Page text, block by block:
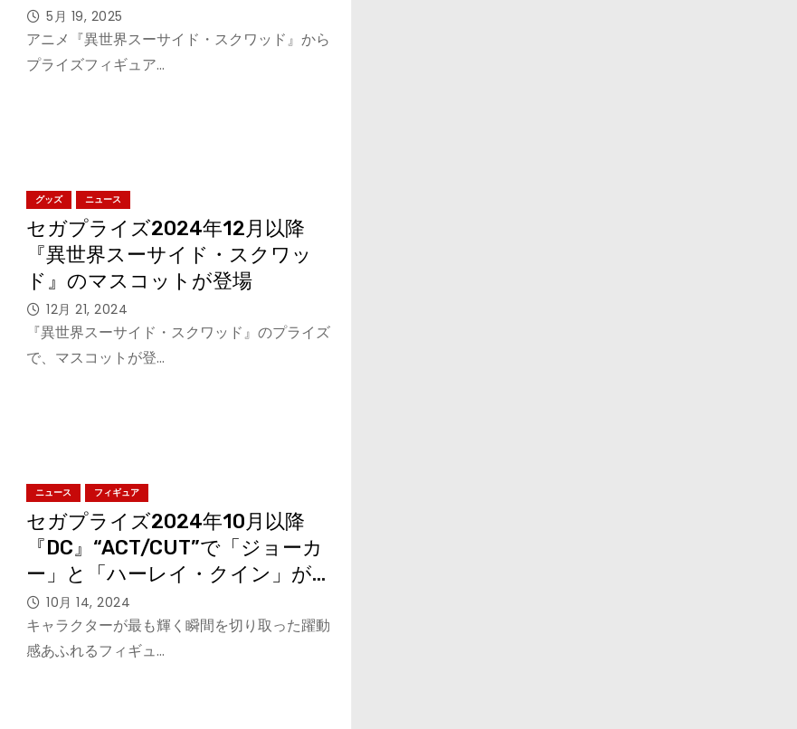
ーレイ・クイン」フィギュアが登
場
5月 19, 2025
アニメ『異世界スーサイド・スクワッド』から
プライズフィギュア…
グッズ ニュース
セガプライズ2024年12月以降
『異世界スーサイド・スクワッ
ド』のマスコットが登場
12月 21, 2024
『異世界スーサイド・スクワッド』のプライズ
で、マスコットが登…
ニュース フィギュア
セガプライズ2024年10月以降
『DC』“ACT/CUT”で「ジョーカ
ー」と「ハーレイ・クイン」が登
場！10月 14, 2024
キャラクターが最も輝く瞬間を切り取った躍動
感あふれるフィギュ…